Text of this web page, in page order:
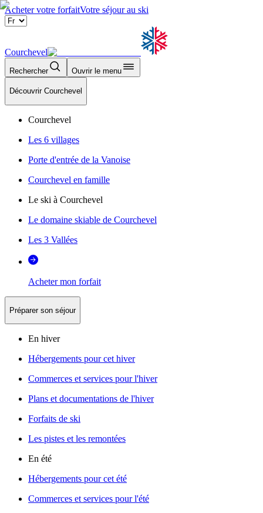
Acheter votre forfaitVotre séjour au ski
Courchevel
Rechercher Ouvrir le menu
Découvrir Courchevel
Courchevel
Les 6 villages
Porte d'entrée de la Vanoise
Courchevel en famille
Le ski à Courchevel
Le domaine skiable de Courchevel
Les 3 Vallées
Acheter mon forfait
Préparer son séjour
En hiver
Hébergements pour cet hiver
Commerces et services pour l'hiver
Plans et documentations de l'hiver
Forfaits de ski
Les pistes et les remontées
En été
Hébergements pour cet été
Commerces et services pour l'été